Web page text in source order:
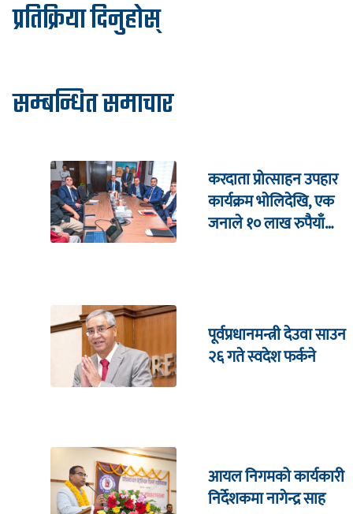
प्रतिक्रिया दिनुहोस्
सम्बन्धित समाचार
करदाता प्रोत्साहन उपहार
कार्यक्रम भाेलिदेखि, एक
जनाले १० लाख रुपैयाँ
पूर्वप्रधानमन्त्री देउवा साउन
२६ गते स्वदेश फर्कने
आयल निगमको कार्यकारी
निर्देशकमा नागेन्द्र साह